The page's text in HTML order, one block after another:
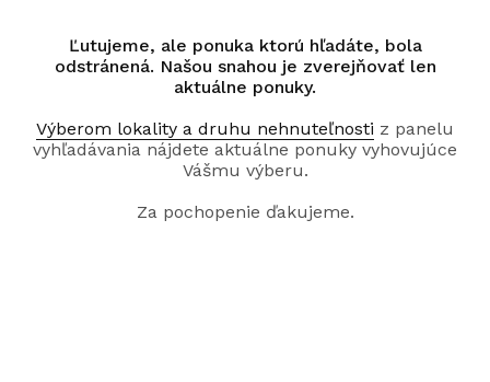
Ľutujeme, ale ponuka ktorú hľadáte, bola
odstránená. Našou snahou je zverejňovať len
aktuálne ponuky.
Výberom lokality a druhu nehnuteľnosti z panelu
vyhľadávania nájdete aktuálne ponuky vyhovujúce
Vášmu výberu.
Za pochopenie ďakujeme.